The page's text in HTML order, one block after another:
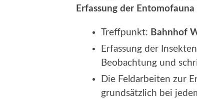
Erfassung der
Treffpunkt: Bahnhof
Erfassung der
Beobachtung und
Die Feldarbeiten zur
grundsätzlich bei